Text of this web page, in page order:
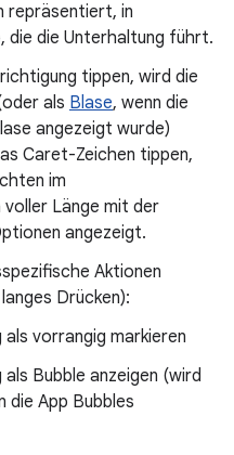
repräsentiert, in
die die Unterhaltung führt.
tippen, wird die
als Blase, wenn die
angezeigt wurde)
Caret-Zeichen tippen,
im
Länge mit der
angezeigt.
Aktionen
Drücken):
vorrangig markieren
Bubble anzeigen (wird
die App Bubbles